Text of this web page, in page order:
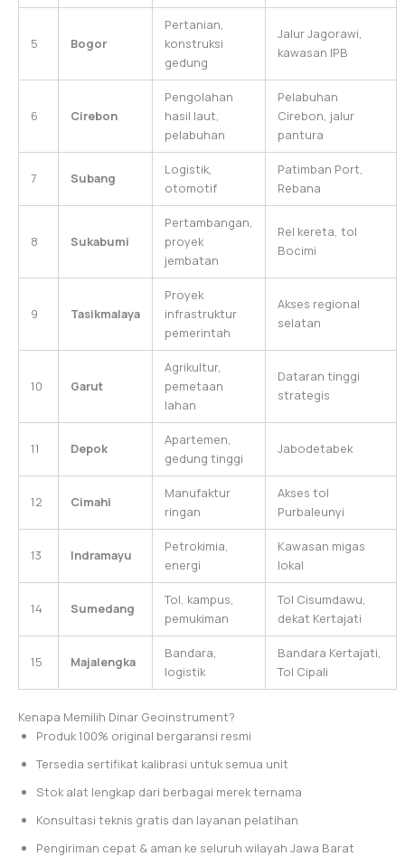
5 Bogor
Pertanian,
konstruksi
gedung
Jalur Jagorawi,
kawasan IPB
6 Cirebon
Pengolahan
hasil laut,
pelabuhan
Pelabuhan
Cirebon, jalur
pantura
7 Subang
Logistik,
otomotif
Patimban Port,
Rebana
8 Sukabumi
Pertambangan,
proyek
jembatan
Rel kereta, tol
Bocimi
9 Tasikmalaya
Proyek
infrastruktur
pemerintah
Akses regional
selatan
10 Garut
Agrikultur,
pemetaan
lahan
Dataran tinggi
strategis
11 Depok
Apartemen,
gedung tinggi
Jabodetabek
12 Cimahi
Manufaktur
ringan
Akses tol
Purbaleunyi
13 Indramayu
Petrokimia,
energi
Kawasan migas
lokal
14 Sumedang
Tol, kampus,
pemukiman
Tol Cisumdawu,
dekat Kertajati
15 Majalengka
Bandara,
logistik
Bandara Kertajati,
Tol Cipali
Kenapa Memilih Dinar Geoinstrument?
Produk 100% original bergaransi resmi
Tersedia sertifikat kalibrasi untuk semua unit
Stok alat lengkap dari berbagai merek ternama
Konsultasi teknis gratis dan layanan pelatihan
Pengiriman cepat & aman ke seluruh wilayah Jawa Barat